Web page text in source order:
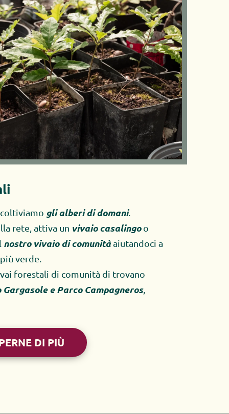
gli alberi di domani.
rete, attiva un vivaio casalingo o
nostro vivaio di comunità aiutandoci a
verde.
forestali di comunità di trovano
Gargasole e Parco Campagneros,
DI PIÙ